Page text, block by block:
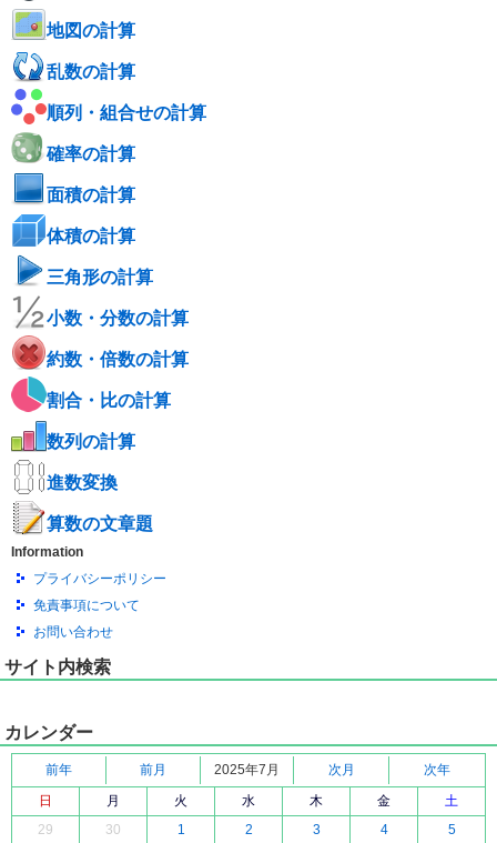
地図の計算
乱数の計算
順列・組合せの計算
確率の計算
面積の計算
体積の計算
三角形の計算
小数・分数の計算
約数・倍数の計算
割合・比の計算
数列の計算
進数変換
算数の文章題
Information
プライバシーポリシー
免責事項について
お問い合わせ
サイト内検索
カレンダー
前年 前月 2025年7月 次月
次年
日
月 火 水 木 金
土
29
30 1 2 3 4 5